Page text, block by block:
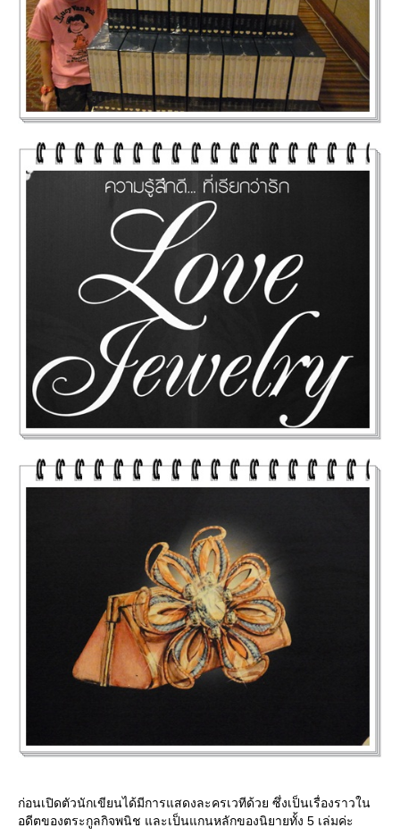
ก่อนเปิดตัวนักเขียนได้มีการแสดงละครเวทีด้วย ซึ่งเป็นเรื่องราวใน
อดีตของตระกูลกิจพนิช และเป็นแกนหลักของนิยายทั้ง 5 เล่มค่ะ